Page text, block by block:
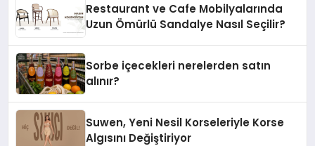
Restaurant ve Cafe Mobilyalarında
Uzun Ömürlü Sandalye Nasıl Seçilir?
Sorbe içecekleri nerelerden satın
alınır?
Suwen, Yeni Nesil Korseleriyle Korse
Algısını Değiştiriyor